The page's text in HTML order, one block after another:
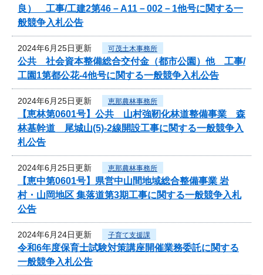
良） 工事/工建2第46－A11－002－1他号に関する一
般競争入札公告
2024年6月25日更新 可茂土木事務所
公共 社会資本整備総合交付金（都市公園）他 工事/
工園1第都公花-4他号に関する一般競争入札公告
2024年6月25日更新 恵那農林事務所
【恵林第0601号】公共 山村強靭化林道整備事業 森
林基幹道 尾城山(5)-2線開設工事に関する一般競争入
札公告
2024年6月25日更新 恵那農林事務所
【恵中第0601号】県営中山間地域総合整備事業 岩
村・山岡地区 集落道第3期工事に関する一般競争入札
公告
2024年6月24日更新 子育て支援課
令和6年度保育士試験対策講座開催業務委託に関する
一般競争入札公告